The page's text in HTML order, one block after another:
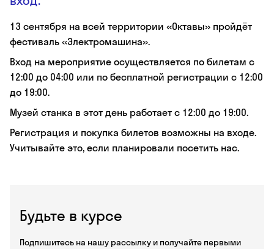
Будьте в курсе
Подпишитесь на нашу рассылку и получайте первыми
13 сентября на всей территории «Октавы» пройдёт
фестиваль «Электромашина».
Вход на мероприятие осуществляется по билетам с
12:00 до 04:00 или по бесплатной регистрации с 12:00
до 19:00.
Музей станка в этот день работает с 12:00 до 19:00.
Регистрация и покупка билетов возможны на входе.
Учитывайте это, если планировали посетить нас.